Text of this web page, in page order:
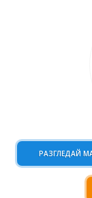
РАЗГЛЕДАЙ